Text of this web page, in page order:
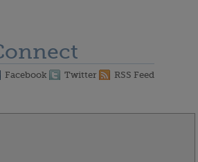
Facebook Twitter RSS Feed